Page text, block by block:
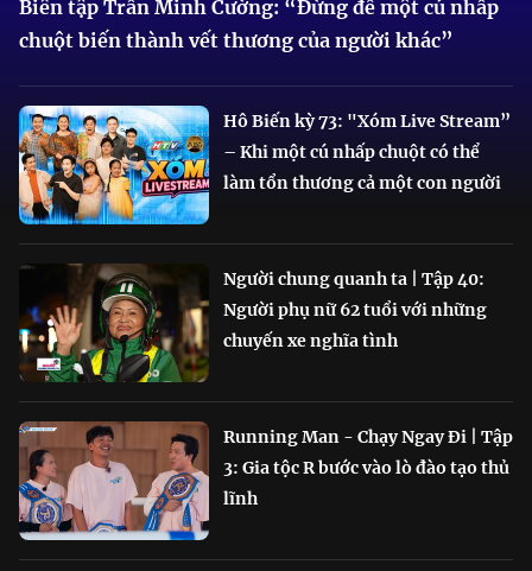
Biên tập Trần Minh Cường: “Đừng để một cú nhấp
chuột biến thành vết thương của người khác”
Hô Biến kỳ 73: "Xóm Live Stream”
– Khi một cú nhấp chuột có thể
làm tổn thương cả một con người
Người chung quanh ta | Tập 40:
Người phụ nữ 62 tuổi với những
chuyến xe nghĩa tình
Running Man - Chạy Ngay Đi | Tập
3: Gia tộc R bước vào lò đào tạo thủ
lĩnh